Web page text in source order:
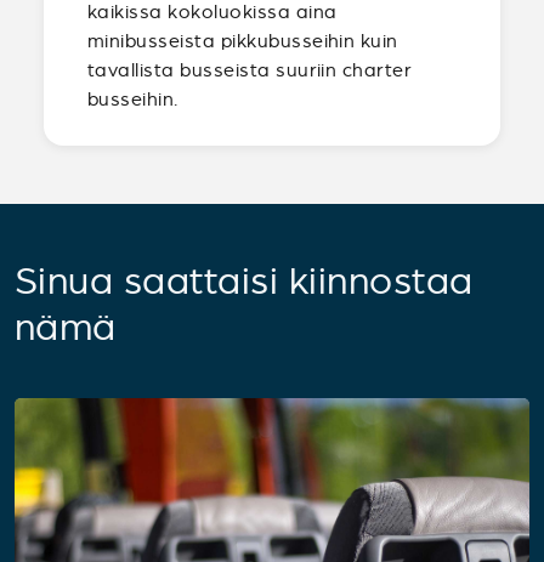
kaikissa kokoluokissa aina
minibusseista pikkubusseihin kuin
tavallista busseista suuriin charter
busseihin.
Sinua saattaisi kiinnostaa
nämä